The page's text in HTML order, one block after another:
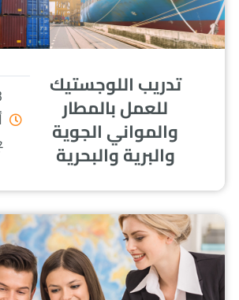
تدريب اللوجستيك
للعمل بالمطار
والمواني الجوية
والبرية والبحرية